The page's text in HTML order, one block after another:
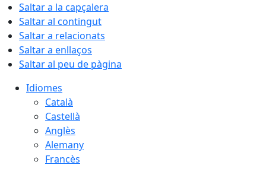
Saltar a la capçalera
Saltar al contingut
Saltar a relacionats
Saltar a enllaços
Saltar al peu de pàgina
Idiomes
Català
Castellà
Anglès
Alemany
Francès